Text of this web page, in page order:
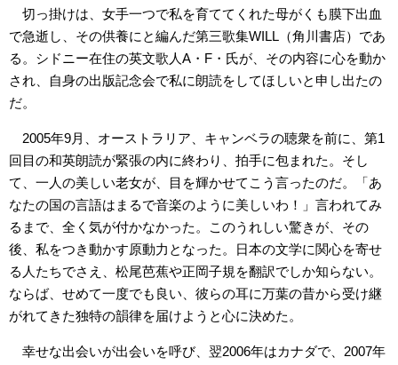
切っ掛けは、女手一つで私を育ててくれた母がくも膜下出血
で急逝し、その供養にと編んだ第三歌集WILL（角川書店）であ
る。シドニー在住の英文歌人A・F・氏が、その内容に心を動か
され、自身の出版記念会で私に朗読をしてほしいと申し出たの
だ。
2005年9月、オーストラリア、キャンベラの聴衆を前に、第1
回目の和英朗読が緊張の内に終わり、拍手に包まれた。そし
て、一人の美しい老女が、目を輝かせてこう言ったのだ。「あ
なたの国の言語はまるで音楽のように美しいわ！」言われてみ
るまで、全く気が付かなかった。このうれしい驚きが、その
後、私をつき動かす原動力となった。日本の文学に関心を寄せ
る人たちでさえ、松尾芭蕉や正岡子規を翻訳でしか知らない。
ならば、せめて一度でも良い、彼らの耳に万葉の昔から受け継
がれてきた独特の韻律を届けようと心に決めた。
幸せな出会いが出会いを呼び、翌2006年はカナダで、2007年